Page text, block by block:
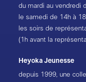
du mardi au vendredi
le samedi de 14h à
les soirs de
(1h avant la
Heyoka Jeunesse
depuis 1999, une